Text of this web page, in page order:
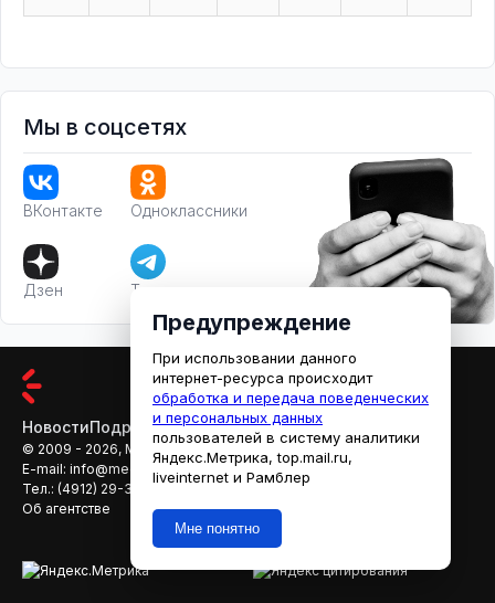
Мы в соцсетях
ВКонтакте Одноклассники
Дзен Телеграм
НовостиПодробностиАфишаКино
© 2009 - 2026, МЕДИАРЯЗАНЬ
E-mail: info@mediaryazan.ru
reklama@mediaryazan.ru
Тел.: (4912) 29-33-66
Об агентстве
Предупреждение
При использовании данного
интернет-ресурса происходит
обработка и передача поведенческих
и персональных данных
пользователей в систему аналитики
Яндекс.Метрика, top.mail.ru,
liveinternet и Рамблер
Мне понятно